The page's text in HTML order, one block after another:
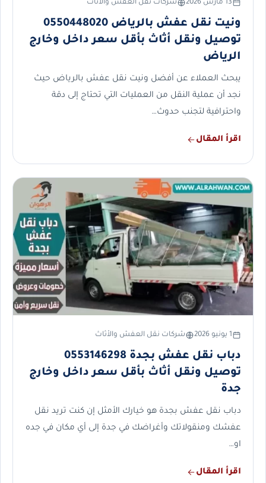
13 مارس 2026 شركات نقل العفش والأثاث
ونيت نقل عفش بالرياض 0550448020
توصيل ونقل أثاث بأقل سعر داخل وخارج
الرياض
يبحث العملاء عن أفضل ونيت نقل عفش بالرياض حيث
نجد أن عملية النقل من العمليات التي تحتاج إلى دقة
واحترافية لتجنب حدوث…
اقرأ المقال
1 يونيو 2026 شركات نقل العفش والأثاث
دباب نقل عفش بجدة 0553146298
توصيل ونقل أثاث بأقل سعر داخل وخارج
جدة
دباب نقل عفش بجدة هو خيارك الأمثل إن كنت تريد نقل
عفشك ومنقولاتك وأغراضك في جدة إلى أي مكان في جده
او…
اقرأ المقال